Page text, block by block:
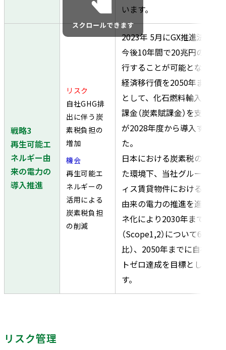
います。
戦略3
再生可能エ
ネルギー由
来の電力の
導入推進
リスク
自社GHG排
出に伴う炭
素税負担の
増加
機会
再生可能エ
ネルギーの
活用による
炭素税負担
の削減
2023年 5月にGX推進法が国
今後10年間で20兆円のGX経
行することが可能となり、
経済移行債を2050年までに
として、化石燃料輸入事業
課金（炭素賦課金）を支払う
が2028年度から導入するこ
た。
日本における炭素税の制度
た環境下、当社グループは
ィス賃貸物件における再生
由来の電力の推進を進めて
ネ化により2030年までに
（Scope1,2）について60％削
比）、2050年までに自社
トゼロ達成を目標として取
す。
リスク管理